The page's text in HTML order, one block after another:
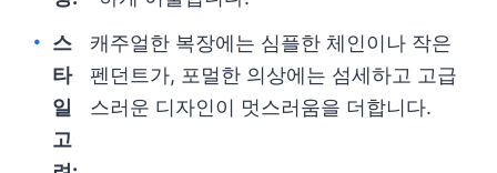
스
타
일
고
캐주얼한 복장에는 심플한 체인이나 작은
펜던트가, 포멀한 의상에는 섬세하고 고급
스러운 디자인이 멋스러움을 더합니다.